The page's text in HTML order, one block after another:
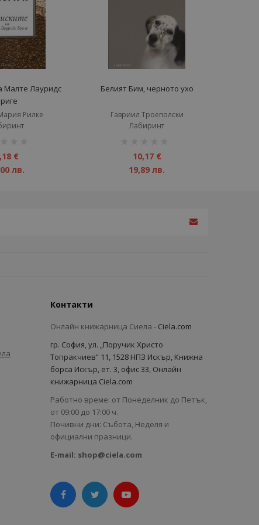
Малте Лауридс
Рилке
€
лв.
Белият Бим, черното ухо
Гавриил Троеполски
Лабиринт
10,17 €
19,89 лв.
Контакти
Онлайн книжарница Сиела - Ciela.com
гр. София, ул. „Поручик Христо
Топракчиев“ 11, 1528 НПЗ Искър, Книжна
борса Искър, ет. 3, офис 33, Онлайн
книжарница Ciela.com
Работно време: от Понеделник до Петък,
от 09:00 до 17:00 ч.
Почивни дни: Събота, Неделя и
официални празници.
E-mail: shop@ciela.com